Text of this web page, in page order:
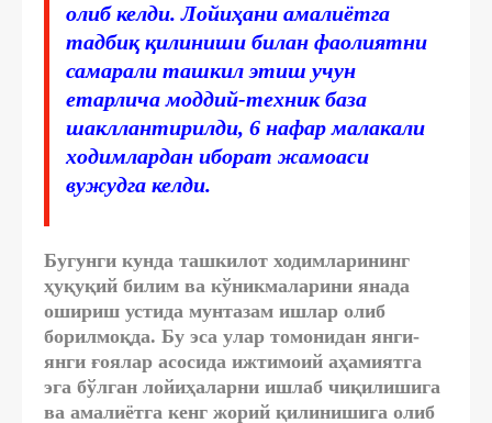
олиб келди. Лойиҳани амалиётга
тадбиқ қилиниши билан фаолиятни
самарали ташкил этиш учун
етарлича моддий-техник база
шакллантирилди, 6 нафар малакали
ходимлардан иборат жамоаси
вужудга келди.
Бугунги кунда ташкилот ходимларининг
ҳуқуқий билим ва кўникмаларини янада
ошириш устида мунтазам ишлар олиб
борилмоқда. Бу эса улар томонидан янги-
янги ғоялар асосида ижтимоий аҳамиятга
эга бўлган лойиҳаларни ишлаб чиқилишига
ва амалиётга кенг жорий қилинишига олиб